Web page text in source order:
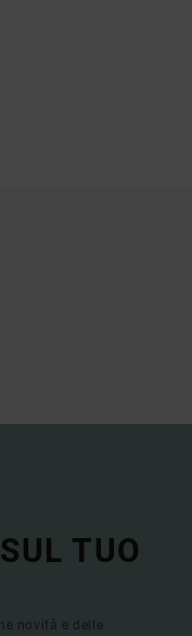
TUO
novità e delle